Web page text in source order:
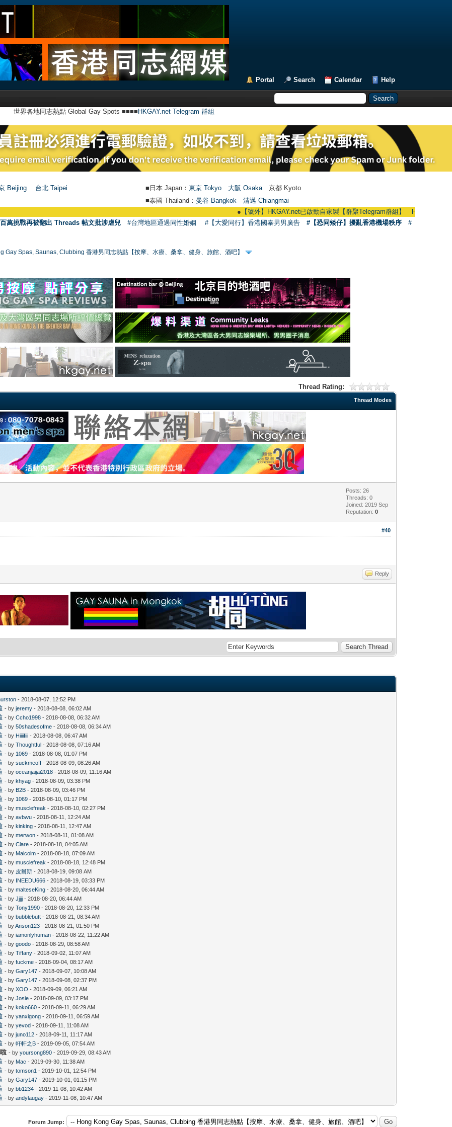
Portal Search Calendar Help
世界各地同志熱點 Global Gay Spots ■■■■ HKGAY.net Telegram 群組
Beijing 台北 Taipei ■日本 Japan： 東京 Tokyo 大阪 Osaka 京都 Kyoto
■泰國 Thailand： 曼谷 Bangkok
清邁 Chiangmai
【號外】HKGAY.net已啟動自家製【群聚Telegram群組】 HKGAY.net has
萬挑戰再被翻出 Threads 帖文批涉虐兒 #台灣地區通過同性婚姻 #【大愛同行】香港國泰男男廣告 #【恐同矮仔】擾亂香港機場秩序
#
Gay Spas, Saunas, Clubbing 香港男同志熱點【按摩、水療、桑拿、健身、旅館、酒吧】
Thread Rating:
Thread Modes
Posts: 26
Threads: 0
Joined: 2019 Sep
Reputation:0
#40
Reply
- 2018-08-07, 12:52 PM
- byjeremy - 2018-08-08, 06:02 AM
- byCcho1998 - 2018-08-08, 06:32 AM
- by50shadesofme - 2018-08-08, 06:34 AM
- by HiiiiIiii - 2018-08-08, 06:47 AM
- byThoughtful - 2018-08-08, 07:16 AM
- by 1069 - 2018-08-08, 01:07 PM
- bysuckmeoff - 2018-08-09, 08:26 AM
- byoceanjaijai2018 - 2018-08-09, 11:16 AM
- bykhyag - 2018-08-09, 03:38 PM
- by B2B - 2018-08-09, 03:46 PM
- by 1069 - 2018-08-10, 01:17 PM
- bymusclefreak - 2018-08-10, 02:27 PM
- byavbwu - 2018-08-11, 12:24 AM
- bykinking - 2018-08-11, 12:47 AM
- bymerwon - 2018-08-11, 01:08 AM
- byClare - 2018-08-18, 04:05 AM
- by Malcolm - 2018-08-18, 07:09 AM
- bymusclefreak - 2018-08-18, 12:48 PM
- by 皮爾斯 - 2018-08-19, 09:08 AM
- by INEEDU666 - 2018-08-19, 03:33 PM
- bymalteseKing - 2018-08-20, 06:44 AM
- byJjjjj - 2018-08-20, 06:44 AM
- byTony1990 - 2018-08-20, 12:33 PM
- bybubblebutt - 2018-08-21, 08:34 AM
- byAnson123 - 2018-08-21, 01:50 PM
- byiamonlyhuman - 2018-08-22, 11:22 AM
- bygoodo - 2018-08-29, 08:58 AM
- byTiffany - 2018-09-02, 11:07 AM
- byfuckme - 2018-09-04, 08:17 AM
- byGary147 - 2018-09-07, 10:08 AM
- byGary147 - 2018-09-08, 02:37 PM
- byXOO - 2018-09-09, 06:21 AM
- byJosie - 2018-09-09, 03:17 PM
- bykoko660 - 2018-09-11, 06:29 AM
- byyanxigong - 2018-09-11, 06:59 AM
- byyevod - 2018-09-11, 11:08 AM
- byjuno112 - 2018-09-11, 11:17 AM
- by軒軒之B - 2019-09-05, 07:54 AM
- byyoursong890 - 2019-09-29, 08:43 AM
- by Mac - 2019-09-30, 11:38 AM
- bytomson1 - 2019-10-01, 12:54 PM
- byGary147 - 2019-10-01, 01:15 PM
- bybb1234 - 2019-11-08, 10:42 AM
- byandylaugay - 2019-11-08, 10:47 AM
Forum Jump: